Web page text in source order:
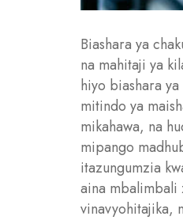
Biashara ya
na mahitaji ya
hiyo biashara
mitindo ya
mikahawa, na
mipango
itazungumzia
aina mbalimbali
vinavyohitajika,